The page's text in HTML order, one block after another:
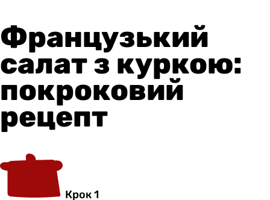
Французький
салат з куркою:
покроковий
рецепт
Крок 1